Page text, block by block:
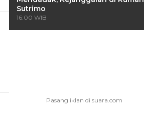
Sutrimo
16:00 WIB